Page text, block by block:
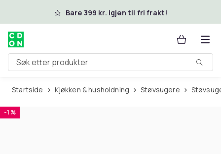
Hopp til hovedinnholdBare 399 kr. igjen til fri frakt!
Søk etter produkter
Startside Kjøkken & husholdning Støvsugere
-1 %